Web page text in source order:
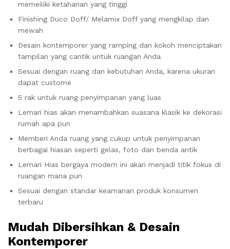
memeiliki ketahanan yang tinggi
Finishing Duco Doff/ Melamix Doff yang mengkilap dan
mewah
Desain kontemporer yang ramping dan kokoh menciptakan
tampilan yang cantik untuk ruangan Anda
Sesuai dengan ruang dan kebutuhan Anda, karena ukuran
dapat custome
5 rak untuk ruang penyimpanan yang luas
Lemari hias akan menambahkan suasana klasik ke dekorasi
rumah apa pun
Memberi Anda ruang yang cukup untuk penyimpanan
berbagai hiasan seperti gelas, foto dan benda antik
Lemari Hias bergaya modern ini akan menjadi titik fokus di
ruangan mana pun
Sesuai dengan standar keamanan produk konsumen
terbaru
Mudah Dibersihkan & Desain
Kontemporer